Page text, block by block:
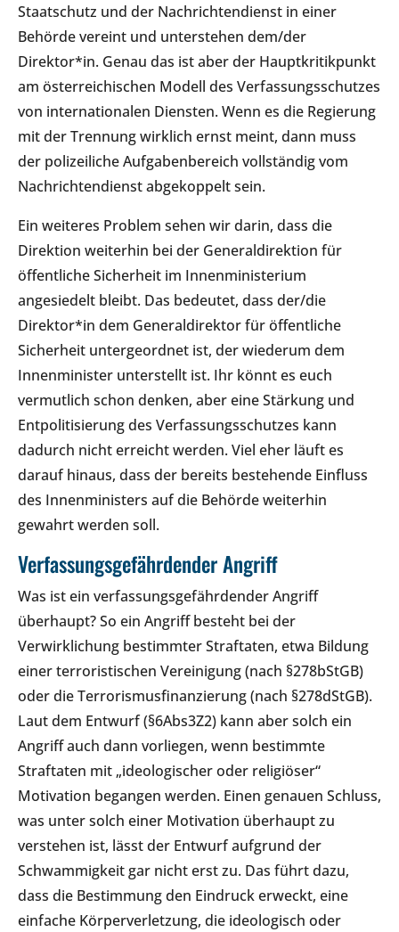
Staatschutz und der Nachrichtendienst in einer
Behörde vereint und unterstehen dem/der
Direktor*in. Genau das ist aber der Hauptkritikpunkt
am österreichischen Modell des Verfassungsschutzes
von internationalen Diensten. Wenn es die Regierung
mit der Trennung wirklich ernst meint, dann muss
der polizeiliche Aufgabenbereich vollständig vom
Nachrichtendienst abgekoppelt sein.
Ein weiteres Problem sehen wir darin, dass die
Direktion weiterhin bei der Generaldirektion für
öffentliche Sicherheit im Innenministerium
angesiedelt bleibt. Das bedeutet, dass der/die
Direktor*in dem Generaldirektor für öffentliche
Sicherheit untergeordnet ist, der wiederum dem
Innenminister unterstellt ist. Ihr könnt es euch
vermutlich schon denken, aber eine Stärkung und
Entpolitisierung des Verfassungsschutzes kann
dadurch nicht erreicht werden. Viel eher läuft es
darauf hinaus, dass der bereits bestehende Einfluss
des Innenministers auf die Behörde weiterhin
gewahrt werden soll.
Verfassungsgefährdender Angriff
Was ist ein verfassungsgefährdender Angriff
überhaupt? So ein Angriff besteht bei der
Verwirklichung bestimmter Straftaten, etwa Bildung
einer terroristischen Vereinigung (nach §278bStGB)
oder die Terrorismusfinanzierung (nach §278dStGB).
Laut dem Entwurf (§6Abs3Z2) kann aber solch ein
Angriff auch dann vorliegen, wenn bestimmte
Straftaten mit „ideologischer oder religiöser“
Motivation begangen werden. Einen genauen Schluss,
was unter solch einer Motivation überhaupt zu
verstehen ist, lässt der Entwurf aufgrund der
Schwammigkeit gar nicht erst zu. Das führt dazu,
dass die Bestimmung den Eindruck erweckt, eine
einfache Körperverletzung, die ideologisch oder